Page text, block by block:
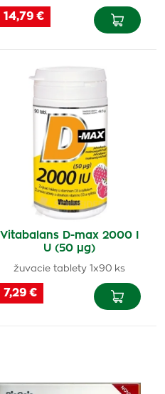
14,79 €
Vitabalans D-max 2000 I
U (50 µg)
žuvacie tablety 1x90 ks
7,29 €